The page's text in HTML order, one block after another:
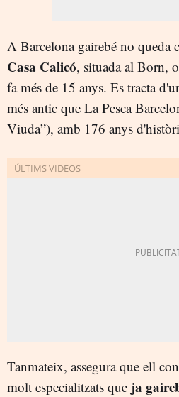
A Barcelona gairebé no queda
Casa Calicó, situada al Born,
fa més de 15 anys. Es tracta
més antic que La Pesca
Viuda”), amb 176 anys
Tanmateix, assegura que ell
molt especialitzats que ja